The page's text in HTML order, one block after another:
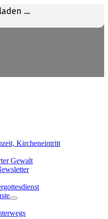
Kircheneintritt
Gewalt